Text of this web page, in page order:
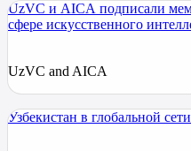
UzVC и AICA подписали
сфере искусственного
UzVC and AICA
Узбекистан в глобальной